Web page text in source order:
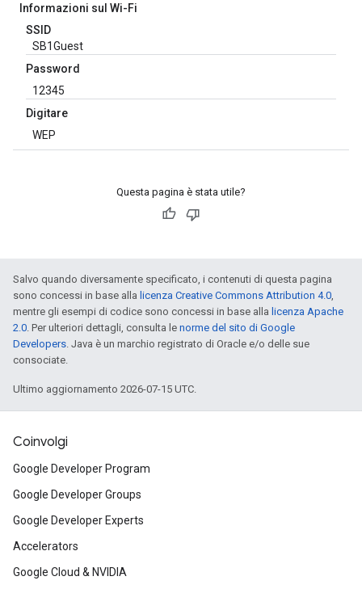
Informazioni sul Wi-Fi
SSID
SB1Guest
Password
12345
Digitare
WEP
Questa pagina è stata utile?
Salvo quando diversamente specificato, i contenuti di questa pagina
sono concessi in base alla licenza Creative Commons Attribution 4.0
mentre gli esempi di codice sono concessi in base alla licenza Apache
2.0 . Per ulteriori dettagli, consulta le norme del sito di Google
Developers . Java è un marchio registrato di Oracle e/o delle sue
consociate.
Ultimo aggiornamento 2026-07-15 UTC.
Coinvolgi
Google Developer Program
Google Developer Groups
Google Developer Experts
Accelerators
Google Cloud & NVIDIA